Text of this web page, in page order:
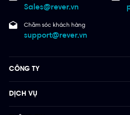
Sales@rever.vn
Chăm sóc khách hàng
support@rever.vn
CÔNG TY
DỊCH VỤ